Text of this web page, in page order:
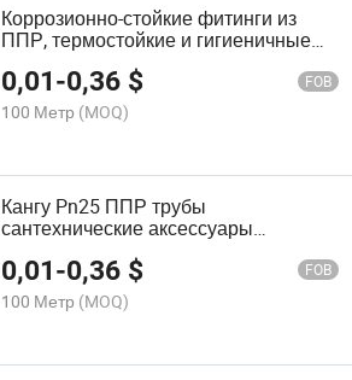
Коррозионно-стойкие фитинги из
ППР, термостойкие и гигиеничные
пластики ППР для сантехнических
материалов, названия трубных
фитингов
0,01-0,36 $ FOB
100 Метр (MOQ)
Кангу Pn25 ППР трубы
сантехнические аксессуары
сантехнических материалов
0,01-0,36 $ FOB
100 Метр (MOQ)